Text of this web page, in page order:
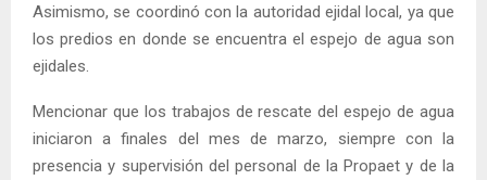
Asimismo, se coordinó con la autoridad ejidal local, ya que
los predios en donde se encuentra el espejo de agua son
ejidales.
Mencionar que los trabajos de rescate del espejo de agua
iniciaron a finales del mes de marzo, siempre con la
presencia y supervisión del personal de la Propaet y de la